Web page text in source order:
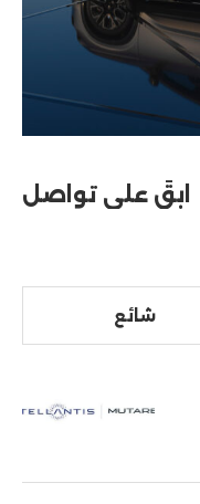
ابقَ على تواصل
شائع